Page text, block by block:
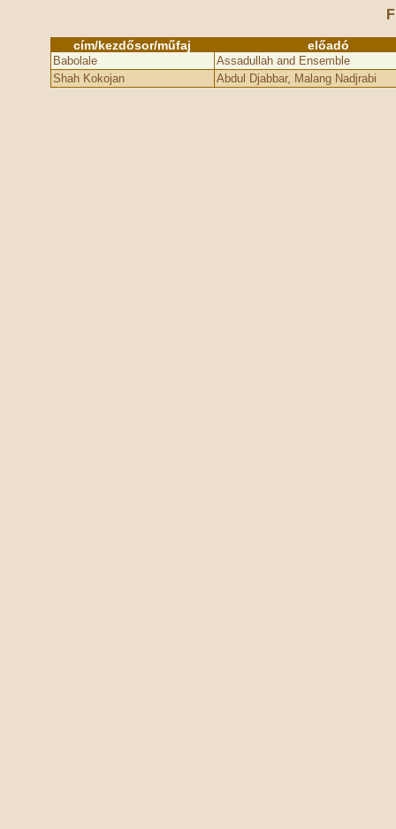
cím/kezdősor/műfaj előadó
Babolale
Assadullah and Ensemble
Shah Kokojan
Abdul Djabbar, Malang Nadjrabi